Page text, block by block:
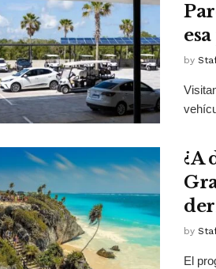
by
¿A
by
El